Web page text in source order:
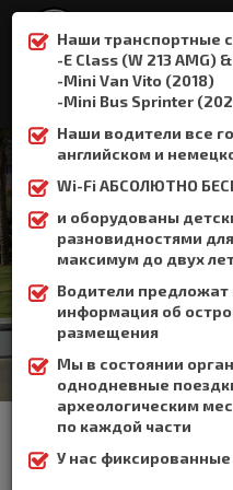
Наши транспортные
-E Class (W 213 AMG)
-Mini Van Vito (2018)
-Mini Bus Sprinter
Наши водители все
английском и
Wi-Fi АБСОЛЮТНО
и оборудованы
разновидностями
максимум до двух
Водители
информация об
размещения
Мы в состоянии
однодневные
археологическим
по каждой части
У нас
+306932337015
Малия находится 34 км к
Агиос Николаос. Главная
часть города вблизи